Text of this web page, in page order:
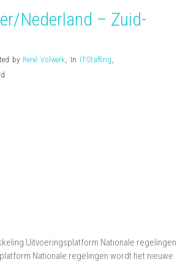
Nederland – Zuid-
by René Volwerk, In IT-Staffing ,
voor
Uitvoeringsplatform Nationale regelingen
Nationale regelingen wordt het nieuwe